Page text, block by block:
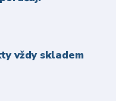
vždy skladem